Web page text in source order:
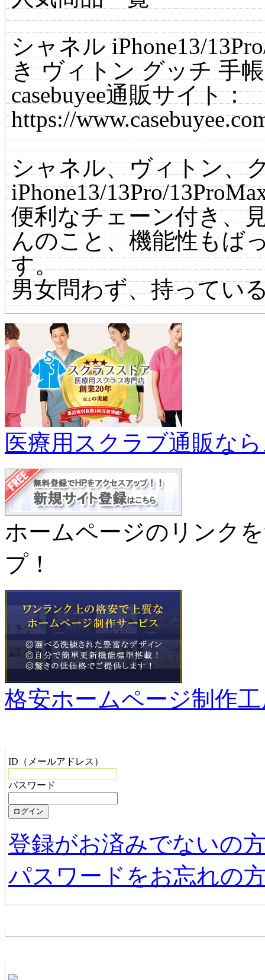
シャネル iPhone13/
き ヴィトン グッチ 手
casebuyee通販サイト：
https://
シャネル、ヴィトン、
iPhone13/13Pro/
便利なチェーン付き、
んのこと、機能性もば
す。
男女問わず、持ってい
医療用スクラブ通販な
ホームページのリンク
プ！
格安ホームページ制作
ID（メールアドレス）
パスワード
登録がお済みでないの
パスワードをお忘れの